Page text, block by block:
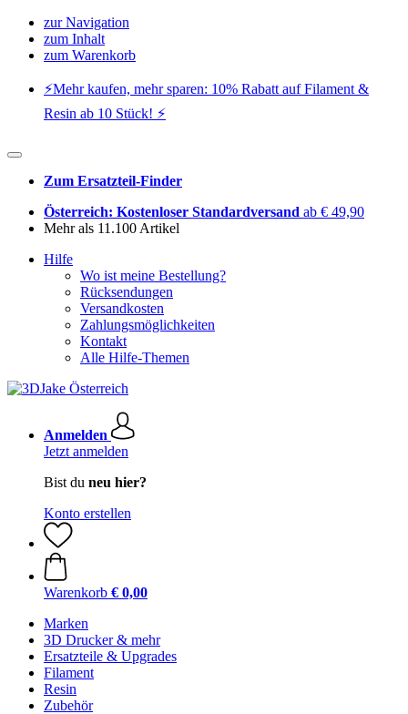
zur Navigation
zum Inhalt
zum Warenkorb
⚡️Mehr kaufen, mehr sparen: 10% Rabatt auf Filament &
Resin ab 10 Stück! ⚡️
Zum Ersatzteil-Finder
Österreich: Kostenloser Standardversand ab € 49,90
Mehr als 11.100 Artikel
Hilfe
Wo ist meine Bestellung?
Rücksendungen
Versandkosten
Zahlungsmöglichkeiten
Kontakt
Alle Hilfe-Themen
Anmelden
Jetzt anmelden
Bist du neu hier?
Konto erstellen
Warenkorb € 0,00
Marken
3D Drucker & mehr
Ersatzteile & Upgrades
Filament
Resin
Zubehör